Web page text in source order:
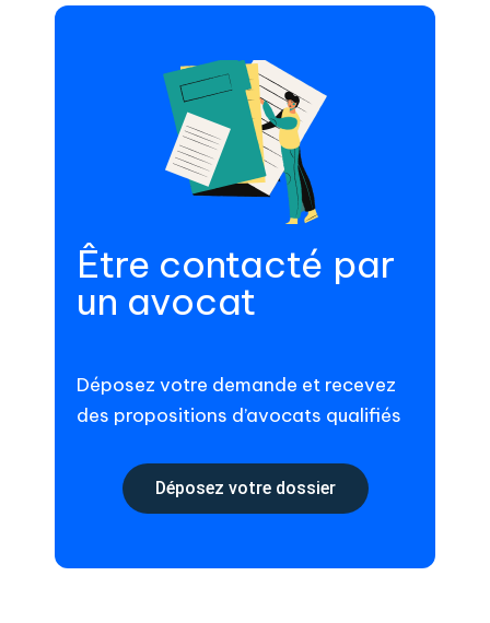
Être contacté par
un avocat
Déposez votre demande et recevez
des propositions d’avocats qualifiés
Déposez votre dossier